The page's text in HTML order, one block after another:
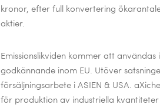
kronor, efter full konvertering
aktier.
Emissionslikviden kommer att
godkännande inom EU. Utöver
försäljningsarbete i ASIEN & USA.
för produktion av industriella